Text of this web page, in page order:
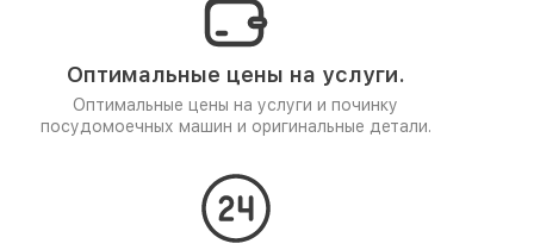
Оптимальные цены на услуги.
Оптимальные цены на услуги и починку
посудомоечных машин и оригинальные детали.